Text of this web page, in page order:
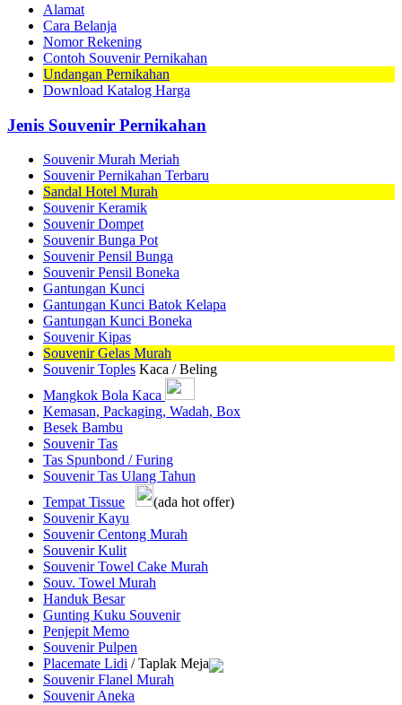
Alamat
Cara Belanja
Nomor Rekening
Contoh Souvenir Pernikahan
Undangan Pernikahan
Download Katalog Harga
Jenis Souvenir Pernikahan
Souvenir Murah Meriah
Souvenir Pernikahan Terbaru
Sandal Hotel Murah
Souvenir Keramik
Souvenir Dompet
Souvenir Bunga Pot
Souvenir Pensil Bunga
Souvenir Pensil Boneka
Gantungan Kunci
Gantungan Kunci Batok Kelapa
Gantungan Kunci Boneka
Souvenir Kipas
Souvenir Gelas Murah
Souvenir Toples Kaca / Beling
Mangkok Bola Kaca
Kemasan, Packaging, Wadah, Box
Besek Bambu
Souvenir Tas
Tas Spunbond / Furing
Souvenir Tas Ulang Tahun
Tempat Tissue
(ada hot offer)
Souvenir Kayu
Souvenir Centong Murah
Souvenir Kulit
Souvenir Towel Cake Murah
Souv. Towel Murah
Handuk Besar
Gunting Kuku Souvenir
Penjepit Memo
Souvenir Pulpen
Placemate Lidi / Taplak Meja
Souvenir Flanel Murah
Souvenir Aneka